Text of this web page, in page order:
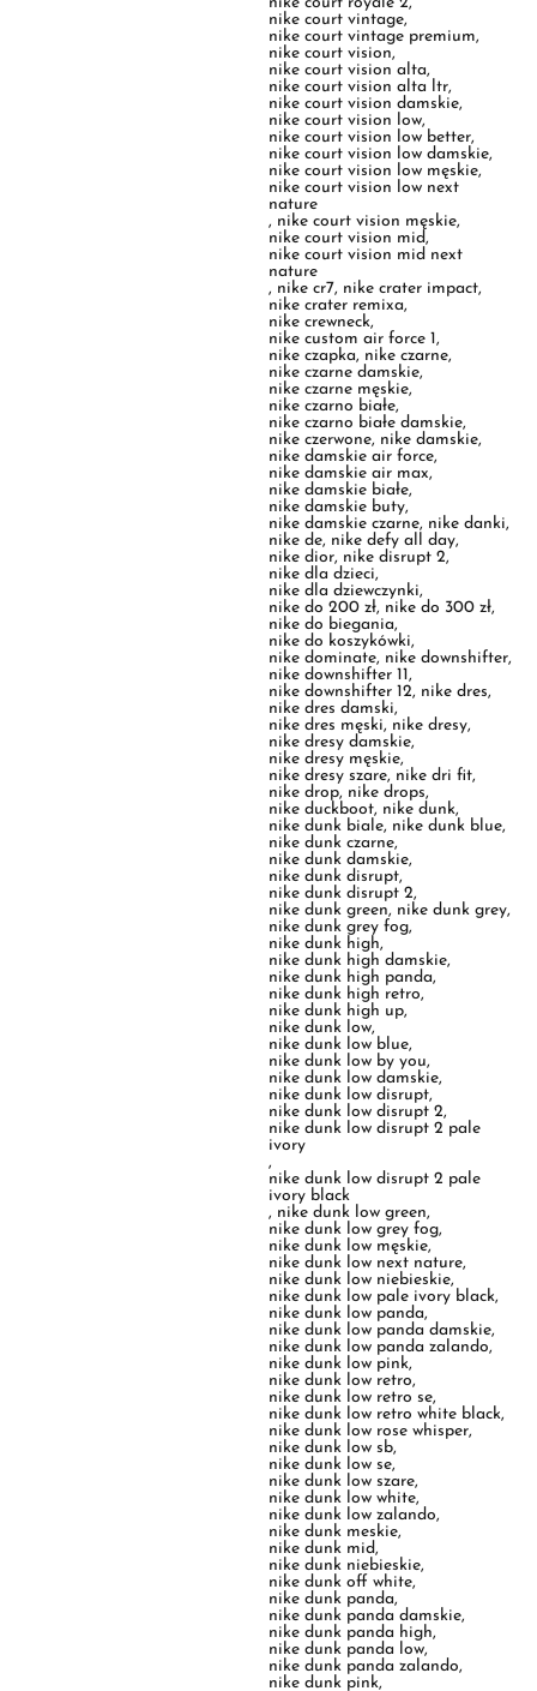
nike court vision damskie
nike court vision low
nike court vision low better,
nike court vision low damskie
nike court vision low męskie
nike court vision low next
nature
,nike court vision męskie
nike court vision mid ,
nike court vision mid next
nature
,nike cr7 , nike crater impact
nike crater remixa
nike crewneck,
nike custom air force 1
nike czapka ,nike czarne,
nike czarne damskie
nike czarne męskie,
nike czarno białe,
nike czarno białe damskie
nike czerwone,nike damskie
nike damskie air force,
nike damskie air max
nike damskie białe,
nike damskie buty ,
nike damskie czarne,nike danki
nike de, nike defy all day,
nike dior,nike disrupt 2
nike dla dzieci,
nike dla dziewczynki
nike do 200 zł,nike do 300 zł
,
nike do biegania,
nike do koszykówki,
nike dominate ,nike downshifter
nike downshifter 11,
nike downshifter 12,nike dres,
nike dres damski,
nike dres męski,nike dresy
nike dresy damskie,
nike dresy męskie,
nike dresy szare, nike dri fit
nike drop,nike drops,
nike duckboot,nike dunk
nike dunk biale,nike dunk blue
nike dunk czarne,
nike dunk damskie,
nike dunk disrupt,
nike dunk disrupt 2,
nike dunk green,nike dunk grey
nike dunk grey fog,
nike dunk high,
nike dunk high damskie
nike dunk high panda
nike dunk high retro
nike dunk high up,
nike dunk low,
nike dunk low blue
nike dunk low by you,
nike dunk low damskie
nike dunk low disrupt
nike dunk low disrupt 2
nike dunk low disrupt 2 pale
ivory
,
nike dunk low disrupt 2 pale
ivory black
,nike dunk low green
nike dunk low grey fog,
nike dunk low męskie
nike dunk low next nature
nike dunk low niebieskie,
nike dunk low pale ivory black
nike dunk low panda,
nike dunk low panda damskie
nike dunk low panda zalando
nike dunk low pink ,
nike dunk low retro,
nike dunk low retro se,
nike dunk low retro white black
nike dunk low rose whisper,
nike dunk low sb,
nike dunk low se,
nike dunk low szare
nike dunk low white ,
nike dunk low zalando,
nike dunk meskie,
nike dunk mid ,
nike dunk niebieskie
nike dunk off white,
nike dunk panda,
nike dunk panda damskie
nike dunk panda high
nike dunk panda low
nike dunk panda zalando
nike dunk pink,
nike dunk rozowe ,nike dunk sb
nike dunk sb low
nike dunk sizeer,
nike dunk szare,
nike dunk travis scott,